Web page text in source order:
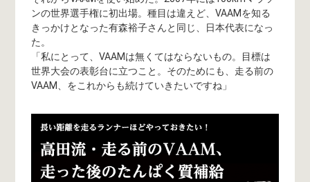
ンの世界選手権に初出場。種目は違えど、VAAMを知る
きっかけとなった有森裕子さんと同じ、日本代表になっ
た。
「私にとって、VAAMは無くてはならないもの。目標は
世界大会の表彰台に立つこと。そのためにも、走る前の
VAAM、をこれからも続けていきたいですね」